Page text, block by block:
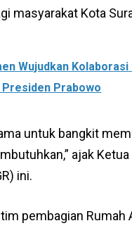
masyarakat Kota
Wujudkan
Prabowo
untuk bangkit
ajak
ini.
pembagian